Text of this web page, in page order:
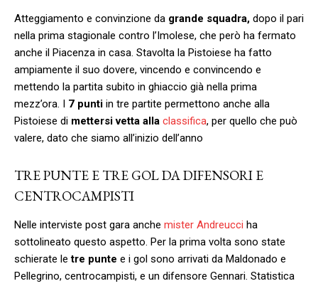
Atteggiamento e convinzione da grande squadra, dopo il pari
nella prima stagionale contro l’Imolese, che però ha fermato
anche il Piacenza in casa. Stavolta la Pistoiese ha fatto
ampiamente il suo dovere, vincendo e convincendo e
mettendo la partita subito in ghiaccio già nella prima
mezz’ora. I 7 punti in tre partite permettono anche alla
Pistoiese di mettersi vetta alla classifica, per quello che può
valere, dato che siamo all’inizio dell’anno
TRE PUNTE E TRE GOL DA DIFENSORI E
CENTROCAMPISTI
Nelle interviste post gara anche mister Andreucci ha
sottolineato questo aspetto. Per la prima volta sono state
schierate letre punte e i gol sono arrivati da Maldonado e
Pellegrino, centrocampisti, e un difensore Gennari. Statistica